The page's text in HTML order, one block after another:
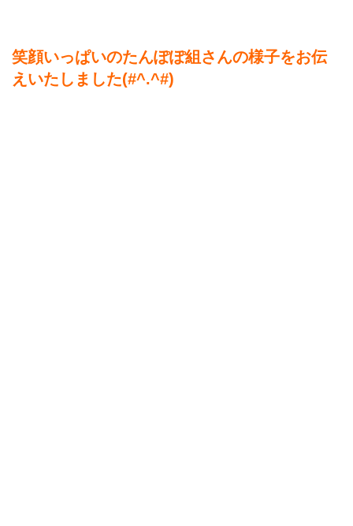
笑顔いっぱいのたんぽぽ組さんの様子をお伝
えいたしました(#^.^#)